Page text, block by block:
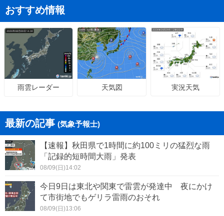
おすすめ情報
雨雲レーダー 天気図 実況天気
最新の記事 (気象予報士)
【速報】秋田県で1時間に約100ミリの猛烈な雨
「記録的短時間大雨」発表
08/09(日)14:02
今日9日は東北や関東で雷雲が発達中 夜にかけ
て市街地でもゲリラ雷雨のおそれ
08/09(日)13:06